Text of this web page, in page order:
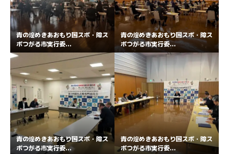
青の煌めきあおもり国スポ・障ス
ポつがる市実行委...
青の煌めきあおもり国スポ・障ス
ポつがる市実行委...
青の煌めきあおもり国スポ・障ス
ポつがる市実行委...
青の煌めきあおもり国スポ・障ス
ポつがる市実行委...